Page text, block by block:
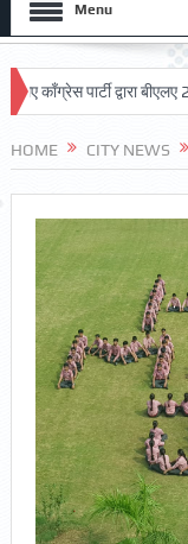
Menu
पार्टी द्वारा बीएलए 2
HOME CITY NEWS